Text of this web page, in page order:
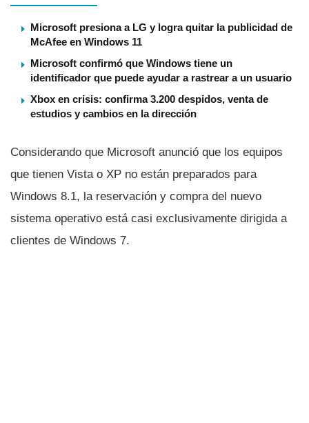
Microsoft presiona a LG y logra quitar la publicidad de
McAfee en Windows 11
Microsoft confirmó que Windows tiene un
identificador que puede ayudar a rastrear a un usuario
Xbox en crisis: confirma 3.200 despidos, venta de
estudios y cambios en la dirección
Considerando que Microsoft anunció que los equipos
que tienen Vista o XP no están preparados para
Windows 8.1, la reservación y compra del nuevo
sistema operativo está casi exclusivamente dirigida a
clientes de Windows 7.